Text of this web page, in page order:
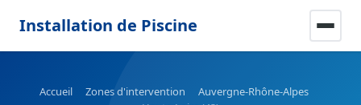
Installation de Piscine
Accueil Zones d'intervention
Auvergne-Rhône-Alpes